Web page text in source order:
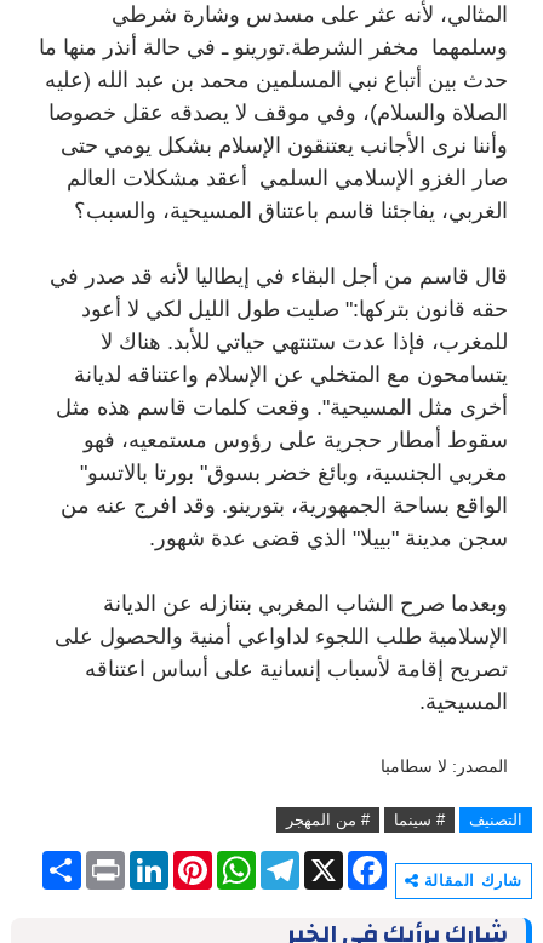
المثالي، لأنه عثر على مسدس وشارة شرطي
وسلمهما مخفر الشرطة.تورينو ـ في حالة أنذر منها ما
حدث بين أتباع نبي المسلمين محمد بن عبد الله (عليه
الصلاة والسلام)، وفي موقف لا يصدقه عقل خصوصا
وأننا نرى الأجانب يعتنقون الإسلام بشكل يومي حتى
صار الغزو الإسلامي السلمي أعقد مشكلات العالم
الغربي، يفاجئنا قاسم باعتناق المسيحية، والسبب؟
قال قاسم من أجل البقاء في إيطاليا لأنه قد صدر في
حقه قانون بتركها:" صليت طول الليل لكي لا أعود
للمغرب، فإذا عدت ستنتهي حياتي للأبد. هناك لا
يتسامحون مع المتخلي عن الإسلام واعتناقه لديانة
أخرى مثل المسيحية". وقعت كلمات قاسم هذه مثل
سقوط أمطار حجرية على رؤوس مستمعيه، فهو
مغربي الجنسية، وبائغ خضر بسوق" بورتا بالاتسو"
الواقع بساحة الجمهورية، بتورينو. وقد افرج عنه من
سجن مدينة "بييلا" الذي قضى عدة شهور.
وبعدما صرح الشاب المغربي بتنازله عن الديانة
الإسلامية طلب اللجوء لداواعي أمنية والحصول على
تصريح إقامة لأسباب إنسانية على أساس اعتناقه
المسيحية.
المصدر: لا سطامبا
التصنيف # سينما # من المهجر
شارك المقالة
S
h
P
r
L
P
W
h
T
e
g
X
F
a
b
شارك برأيك في الخبر